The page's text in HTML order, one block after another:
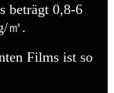
beträgt 0,8-6
㎡.
Films ist so